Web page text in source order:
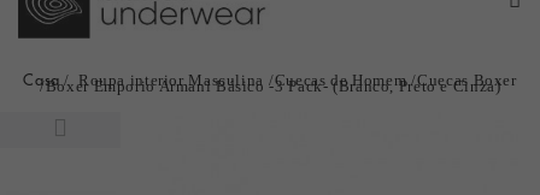
Casa Roupa interior Masculina Cuecas de Homem Cuecas Boxer
Boxer Emporio Armani Básico -3 Pack- (Branco, Preto e Cinza)